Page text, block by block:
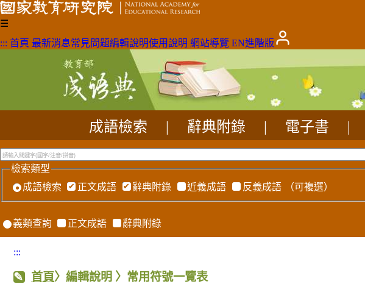
☰
::: 首頁 最新消息常見問題編輯說明使用說明 網站導覽 EN進階版
成語檢索 辭典附錄 電子書
檢索類型
成語檢索
正文成語 辭典附錄 近義成語 反義成語 （可複選）
義類查詢 正文成語 辭典附錄
:::
首頁〉編輯說明 〉 常用符號一覽表